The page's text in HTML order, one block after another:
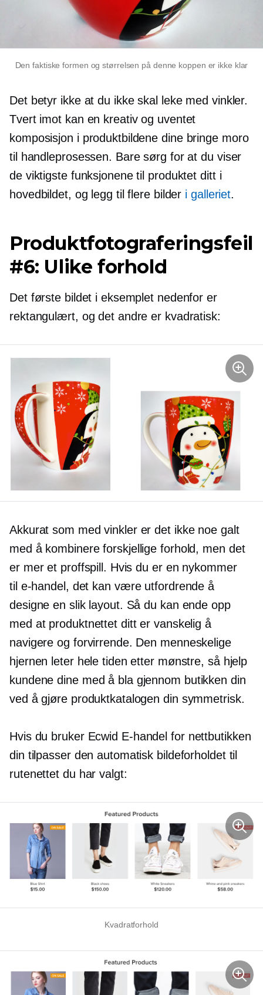
Den faktiske formen og størrelsen på denne koppen er ikke klar
Det betyr ikke at du ikke skal leke med vinkler.
Tvert imot kan en kreativ og uventet
komposisjon i produktbildene dine bringe moro
til handleprosessen. Bare sørg for at du viser
de viktigste funksjonene til produktet ditt i
hovedbildet, og legg til flere bilder i galleriet.
Produktfotograferingsfeil
#6: Ulike forhold
Det første bildet i eksemplet nedenfor er
rektangulært, og det andre er kvadratisk:
Akkurat som med vinkler er det ikke noe galt
med å kombinere forskjellige forhold, men det
er mer et proffspill. Hvis du er en nykommer
til e-handel, det kan være utfordrende å
designe en slik layout. Så du kan ende opp
med at produktnettet ditt er vanskelig å
navigere og forvirrende. Den menneskelige
hjernen leter hele tiden etter mønstre, så hjelp
kundene dine med å bla gjennom butikken din
ved å gjøre produktkatalogen din symmetrisk.
Hvis du bruker Ecwid E-handel for nettbutikken
din tilpasser den automatisk bildeforholdet til
rutenettet du har valgt:
Kvadratforhold